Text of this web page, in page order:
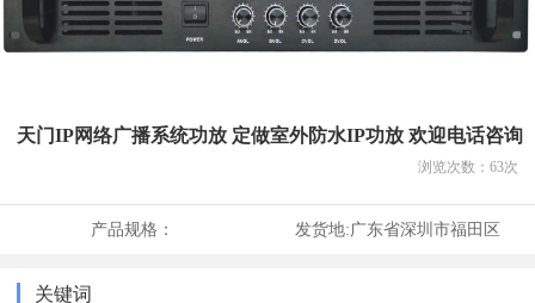
天门IP网络广播系统功放 定做室外防水IP功放 欢迎电话咨询
浏览次数： 63次
产品规格： 发货地:广东省深圳市福田区
关键词